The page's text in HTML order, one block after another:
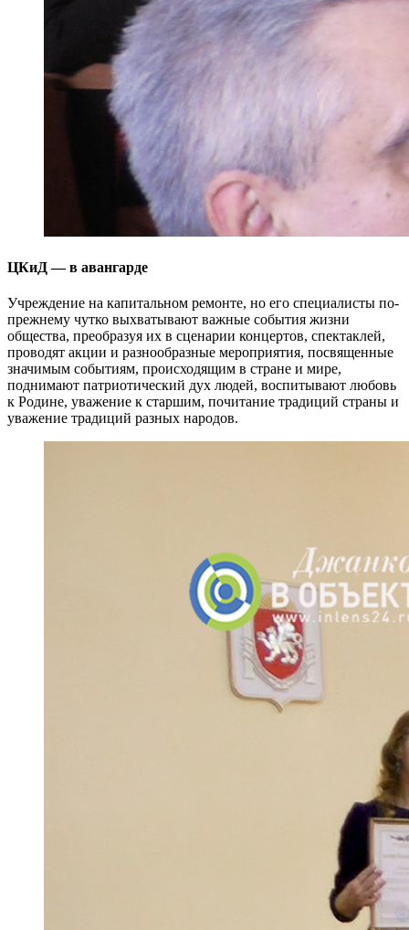
ЦКиД — в авангарде
Учреждение на капитальном ремонте, но его специалисты по-
прежнему чутко выхватывают важные события жизни
общества, преобразуя их в сценарии концертов, спектаклей,
проводят акции и разнообразные мероприятия, посвященные
значимым событиям, происходящим в стране и мире,
поднимают патриотический дух людей, воспитывают любовь
к Родине, уважение к старшим, почитание традиций страны и
уважение традиций разных народов.